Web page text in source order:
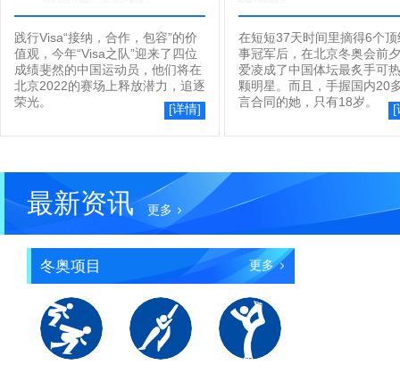
践行Visa“接纳，合作，包容”的价
值观，今年“Visa之队”迎来了四位
成绩斐然的中国运动员，他们将在
北京2022的赛场上释放潜力，追逐
荣光。
[详情]
在短短37天时间里摘得6个
事冠军后，在北京冬奥会前
爱凌成了中国体坛最炙手可
颗明星。而且，手握国内20
言合同的她，只有18岁。
[
最新资讯 更多
冬奥项目 更多